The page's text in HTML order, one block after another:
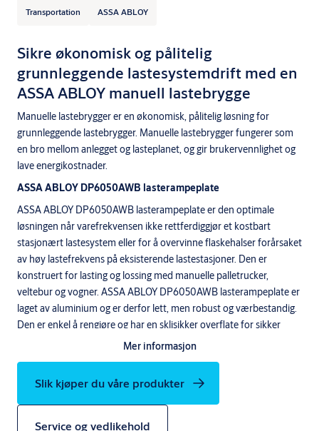
Transportation ASSA ABLOY
Sikre økonomisk og pålitelig
grunnleggende lastesystemdrift med en
ASSA ABLOY manuell lastebrygge
Manuelle lastebrygger er en økonomisk, pålitelig løsning for
grunnleggende lastebrygger. Manuelle lastebrygger fungerer som
en bro mellom anlegget og lasteplanet, og gir brukervennlighet og
lave energikostnader.
ASSA ABLOY DP6050AWB lasterampeplate
ASSA ABLOY DP6050AWB lasterampeplate er den optimale
løsningen når varefrekvensen ikke rettferdiggjør et kostbart
stasjonært lastesystem eller for å overvinne flaskehalser forårsaket
av høy lastefrekvens på eksisterende lastestasjoner. Den er
konstruert for lasting og lossing med manuelle palletrucker,
veltebur og vogner. ASSA ABLOY DP6050AWB lasterampeplate er
laget av aluminium og er derfor lett, men robust og værbestandig.
Den er enkel å rengjøre og har en sklisikker overflate for sikker
Mer informasjon
Slik kjøper du våre produkter
Service og vedlikehold